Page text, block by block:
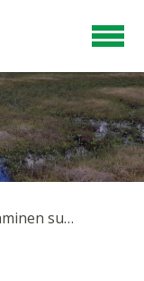
Vesien palauttaminen suojelusoille